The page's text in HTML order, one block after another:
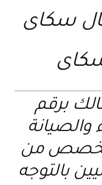
سكاى
برقم
والصيانة
من
بالتوجه